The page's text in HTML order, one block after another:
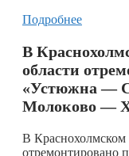
Подробнее
В
области
«Устюжна —
Молоково —
В Краснохолмском
отремонтировано